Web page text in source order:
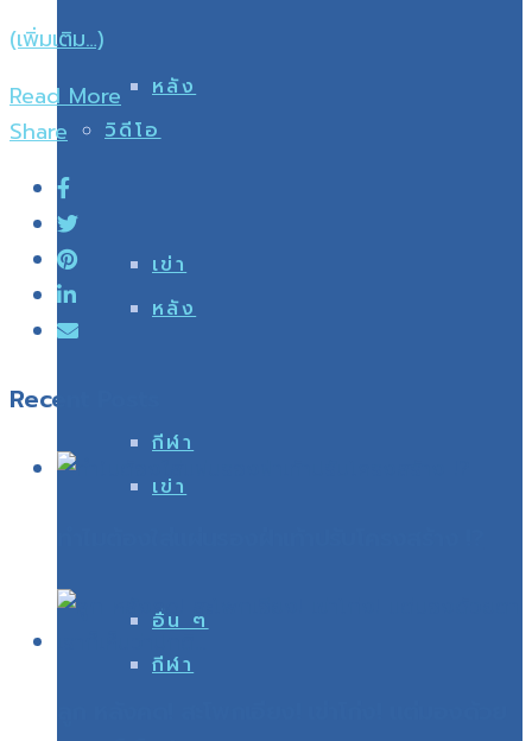
หลัง
เข่า
กีฬา
อื่น ๆ
วิดีโอ
หลัง
เข่า
กีฬา
(เพิ่มเติม…)
Read More
Share
Recent Posts